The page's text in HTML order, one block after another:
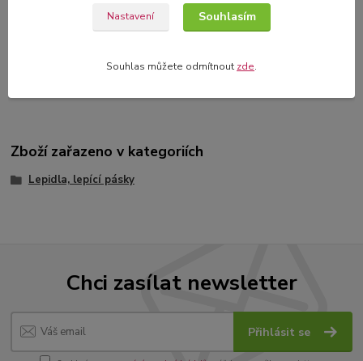
Kompletní specifikace
Náhradní náplň ke snímatelnému lepidlu v rolleru. Lepidlo je
Zboží zařazeno v kategoriích
Lepidla, lepící pásky
Chci zasílat newsletter
Přihlásit se
Nastavení Souhlasím
Souhlas můžete odmítnout zde.